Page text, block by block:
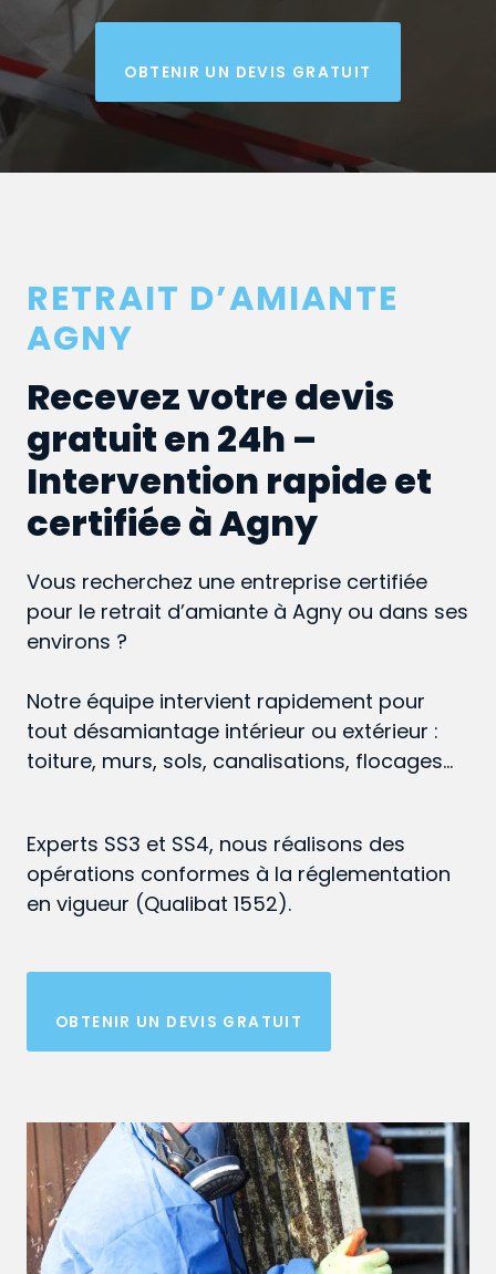
OBTENIR UN DEVIS GRATUIT
RETRAIT D’AMIANTE
AGNY
Recevez votre devis
gratuit en 24h –
Intervention rapide et
certifiée à Agny
Vous recherchez une entreprise certifiée
pour le retrait d’amiante à Agny ou dans ses
environs ?
Notre équipe intervient rapidement pour
tout désamiantage intérieur ou extérieur :
toiture, murs, sols, canalisations, flocages…
Experts SS3 et SS4, nous réalisons des
opérations conformes à la réglementation
en vigueur (Qualibat 1552).
OBTENIR UN DEVIS GRATUIT